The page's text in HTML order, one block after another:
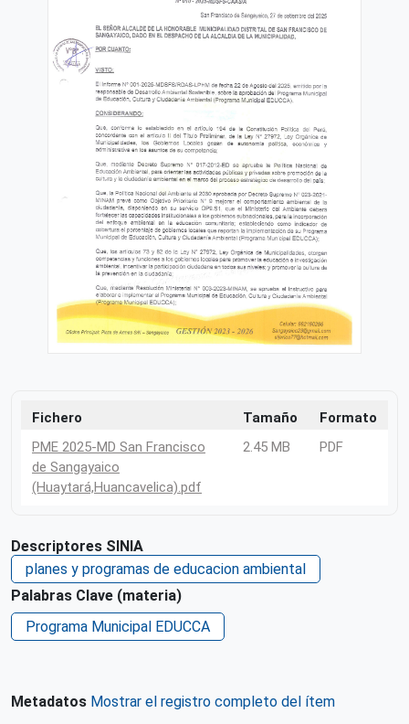
Fichero Tamaño
Formato
PME 2025-MD San Francisco
de Sangayaico
(Huaytará,Huancavelica).pdf
2.45 MB PDF
Descriptores SINIA
planes y programas de educacion ambiental
Palabras Clave (materia)
Programa Municipal EDUCCA
Metadatos Mostrar el registro completo del ítem